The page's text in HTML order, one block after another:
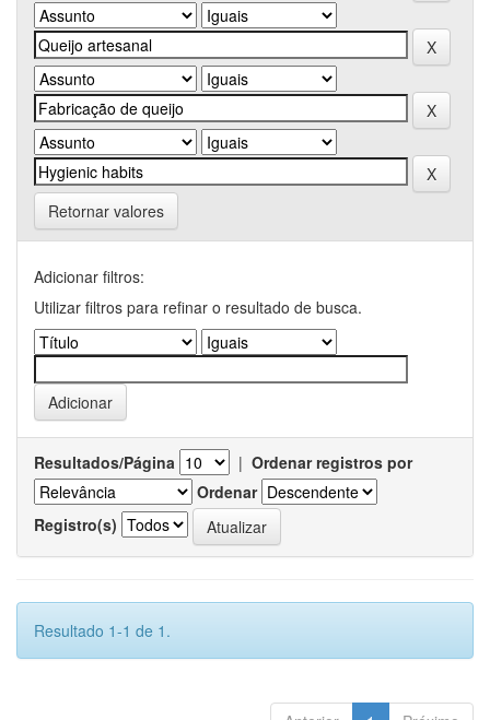
Retornar valores
Adicionar filtros:
Utilizar filtros para refinar o resultado de busca.
Resultados/Página | Ordenar registros por
Ordenar
Registro(s)
Resultado 1-1 de 1.